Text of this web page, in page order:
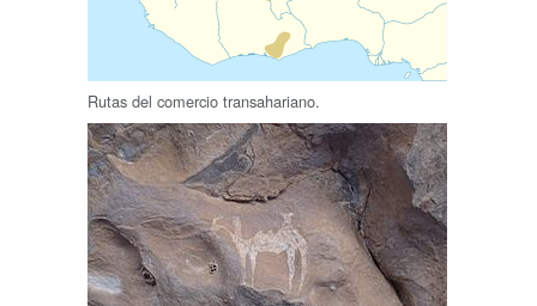
Rutas del comercio transahariano.